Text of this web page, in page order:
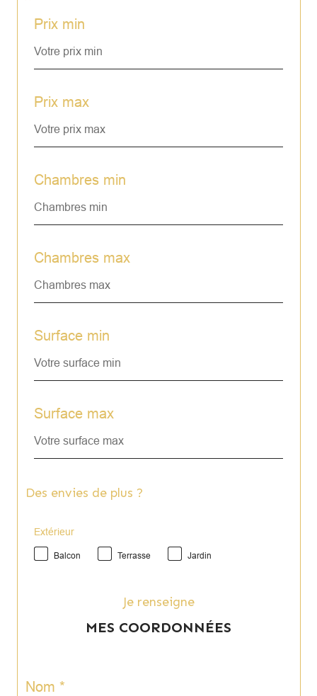
Prix min
Prix max
Chambres min
Chambres max
Surface min
Surface max
Des envies de plus ?
Extérieur
Balcon Terrasse Jardin
Je renseigne
MES COORDONNÉES
Nom *